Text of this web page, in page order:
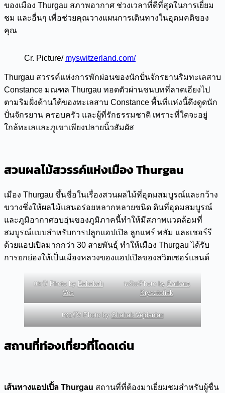
ของเมือง Thurgau สภาพอากาศ ช่วงเวลาที่ดีที่สุดในการเยี่ยม
ชม และอื่นๆ เพื่อช่วยคุณวางแผนการเดินทางในอุดมคติของ
คุณ
Cr. Picture/ myswitzerland.com/
Thurgau สวรรค์แห่งการพักผ่อนของนักปั่นจักรยานริมทะเลสาบ
Constance มณฑล Thurgau ทอดตัวผ่านชนบทที่ลาดเอียงไป
ตามริมฝั่งด้านใต้ของทะเลสาบ Constance พื้นที่แห่งนี้ดึงดูดนัก
ปั่นจักรยาน ครอบครัว และผู้ที่รักธรรมชาติ เพราะที่ใดจะอยู่
ใกล้ทะเลและภูเขาเพียงปลายนิ้วสัมผัส
สวนผลไม้สวรรค์แห่งเมือง Thurgau
เมือง Thurgau ขึ้นชื่อในเรื่องสวนผลไม้ที่อุดมสมบูรณ์และกว้าง
ขวางซึ่งให้ผลไม้แสนอร่อยหลากหลายชนิด ดินที่อุดมสมบูรณ์
และภูมิอากาศอบอุ่นของภูมิภาคนี้ทำให้มีสภาพแวดล้อมที่
สมบูรณ์แบบสำหรับการปลูกแอปเปิล ลูกแพร์ พลัม และเชอร์รี
ด้วยแอปเปิลมากกว่า 30 สายพันธุ์ ทำให้เมือง Thurgau ได้รับ
การยกย่องให้เป็นเมืองหลวงของแอปเปิลของสวิตเซอร์แลนด์
แพร์/ Photo by Rebekah
Vos
พลัม/Photo by Barbara
Krysztofiak
เชอร์รี/ Photo byShahab Vejdanian
สถานที่ท่องเที่ยวที่โดดเด่น
เส้นทางแอปเปิ้ล Thurgau สถานที่ที่ต้องมาเยี่ยมชมสำหรับผู้ชื่น